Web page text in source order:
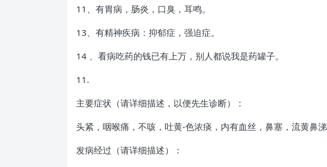
11、有胃病，肠炎，口臭，耳鸣。
13、有精神疾病：抑郁症，强迫症。
14 、看病吃药的钱已有上万，别人都说我是药罐子。
11.
主要症状（请详细描述，以便先生诊断）：
头紧，咽喉痛，不咳，吐黄-色浓痰，内有血丝，鼻塞，流黄鼻
发病经过（请详细描述）：